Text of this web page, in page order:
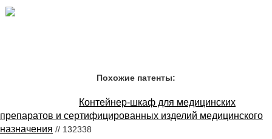
Похожие патенты:
Контейнер-шкаф для медицинских
препаратов и сертифицированных изделий медицинского
назначения // 132338